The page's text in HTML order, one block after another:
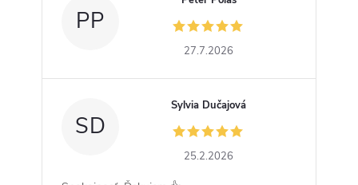
PP
27.7.2026
SD
Sylvia Dučajová
25.2.2026